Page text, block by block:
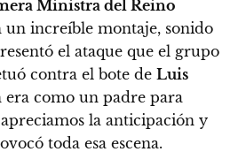
Ministra del Reino
un increíble montaje, sonido
el ataque que el grupo
contra el bote de Luis
era como un padre para
la anticipación y
toda esa escena.